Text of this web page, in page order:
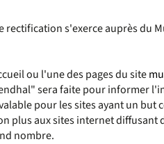
s'exerce auprès du
ou l'une des pages du site
sera faite pour informer
pour les sites ayant un
plus aux sites internet
nombre.